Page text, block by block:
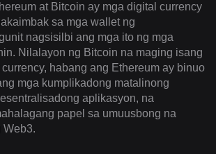
at Bitcoin ay mga digital currency
sa mga wallet ng
nagsisilbi ang mga ito ng mga
Nilalayon ng Bitcoin na maging isang
habang ang Ethereum ay binuo
mga kumplikadong matalinong
aplikasyon, na
papel sa umuusbong na
Web3.